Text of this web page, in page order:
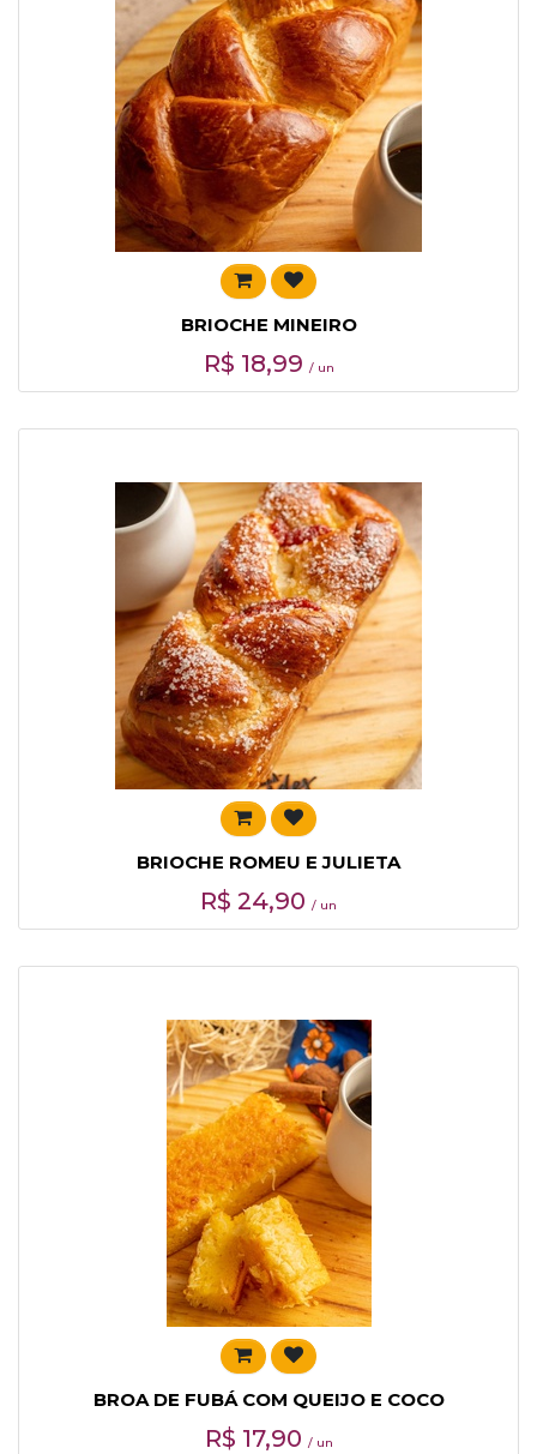
BRIOCHE MINEIRO
R$ 18,99 / un
BRIOCHE ROMEU E JULIETA
R$ 24,90 / un
BROA DE FUBÁ COM QUEIJO E COCO
R$ 17,90 / un